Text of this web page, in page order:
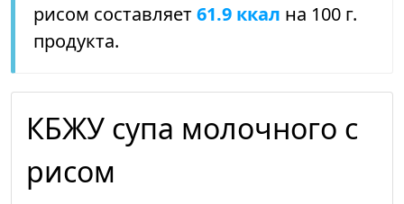
рисом составляет61.9 ккал на 100 г.
продукта.
КБЖУ супа молочного с
рисом